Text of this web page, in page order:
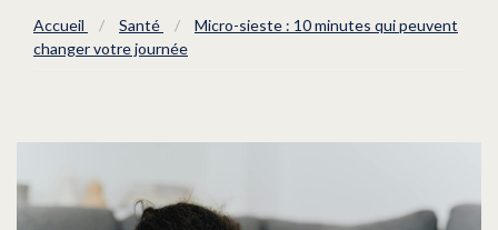
Accueil / Santé /
Micro-sieste : 10 minutes qui peuvent
changer votre journée